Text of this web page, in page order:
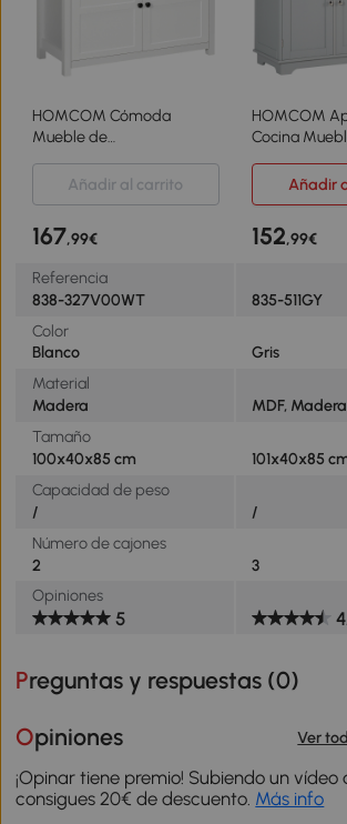
HOMCOM Cómoda
Mueble de
con estante ajustable en
altura 2 cajones 100x40x85
madera
HOMCOM
Cocina
Salón Estilo
Antivuelco
Añadir al carrito Añadir
167,99€ 152,99€
Referencia
838-327V00WT
835-511GY
Color
Blanco
Gris
Material
Madera
MDF,
Tamaño
100x40x85 cm
101x40x85
Capacidad de peso
/
/
Número de cajones
2
3
Opiniones
5
Preguntas y respuestas (0)
Opiniones Ver
¡Opinar tiene premio! Subiendo un
consigues 20€ de descuento. Más info